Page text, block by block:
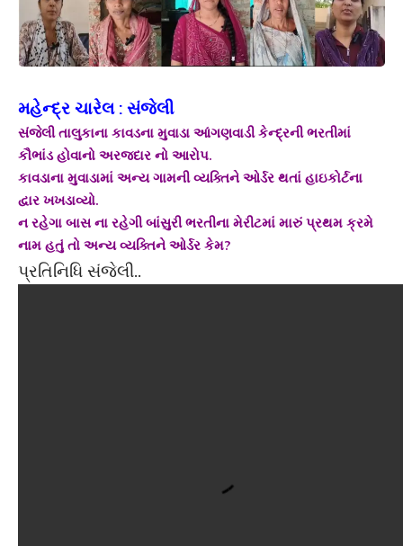
મહેન્દ્ર ચારેલ : સંજેલી
સંજેલી તાલુકાના કાવડના મુવાડા આંગણવાડી કેન્દ્રની ભરતીમાં
કૌભાંડ હોવાનો અરજદાર નો આરોપ.
કાવડાના મુવાડામાં અન્ય ગામની વ્યક્તિને ઓર્ડર થતાં હાઇકોર્ટના
દ્વાર ખખડાવ્યો.
ન રહેગા બાસ ના રહેગી બાંસુરી ભરતીના મેરીટમાં મારું પ્રથમ ક્રમે
નામ હતું તો અન્ય વ્યક્તિને ઓર્ડર કેમ?
પ્રતિનિધિ સંજેલી..